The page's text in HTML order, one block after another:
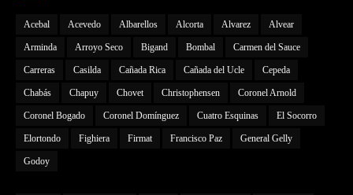
Acebal Acevedo Albarellos Alcorta Alvarez Alvear
Arminda Arroyo Seco Bigand Bombal Carmen del Sauce
Carreras Casilda Cañada Rica Cañada del Ucle Cepeda
Chabás Chapuy Chovet Christophensen Coronel Arnold
Coronel Bogado Coronel Domínguez Cuatro Esquinas El Socorro
Elortondo Fighiera Firmat Francisco Paz General Gelly
Godoy